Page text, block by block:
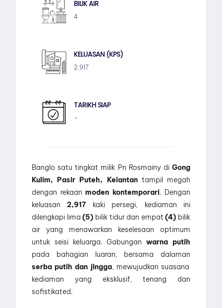
BILIK AIR
4
KELUASAN (KPS)
2,917
TARIKH SIAP
–
Banglo satu tingkat milik Pn Rosmainy di Gong
Kulim, Pasir Puteh, Kelantantampil megah
dengan rekaan moden kontemporari. Dengan
keluasan2,917 kaki persegi, kediaman ini
dilengkapi lima (5) bilik tidur dan empat(4) bilik
air yang menawarkan keselesaan optimum
untuk seisi keluarga. Gabunganwarna putih
pada bahagian luaran, bersama dalaman
serba putih dan jingga, mewujudkan suasana
kediaman yang eksklusif, tenang dan
sofistikated.